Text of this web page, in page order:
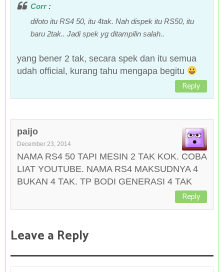
Corr:
difoto itu RS4 50, itu 4tak. Nah dispek itu RS50, itu
baru 2tak.. Jadi spek yg ditampilin salah..
yang bener 2 tak, secara spek dan itu semua
udah official, kurang tahu mengapa begitu
Reply
paijo
December 23, 2014
NAMA RS4 50 TAPI MESIN 2 TAK KOK. COBA
LIAT YOUTUBE. NAMA RS4 MAKSUDNYA 4
BUKAN 4 TAK. TP BODI GENERASI 4 TAK
Reply
Leave a Reply